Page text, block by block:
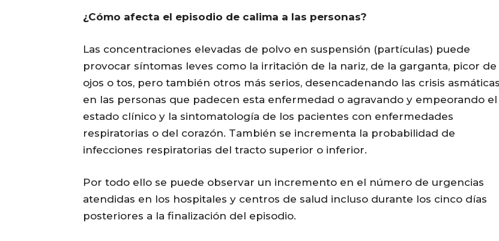
¿Cómo afecta el episodio de calima a las personas?
Las concentraciones elevadas de polvo en suspensión (partículas) puede
provocar síntomas leves como la irritación de la nariz, de la garganta, picor de
ojos o tos, pero también otros más serios, desencadenando las crisis asmáticas
en las personas que padecen esta enfermedad o agravando y empeorando el
estado clínico y la sintomatología de los pacientes con enfermedades
respiratorias o del corazón. También se incrementa la probabilidad de
infecciones respiratorias del tracto superior o inferior.
Por todo ello se puede observar un incremento en el número de urgencias
atendidas en los hospitales y centros de salud incluso durante los cinco días
posteriores a la finalización del episodio.